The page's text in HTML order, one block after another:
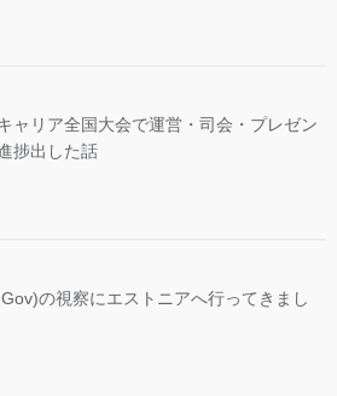
ャリア全国大会で運営・司会・プレゼン
捗出した話
の視察にエストニアへ行ってきまし